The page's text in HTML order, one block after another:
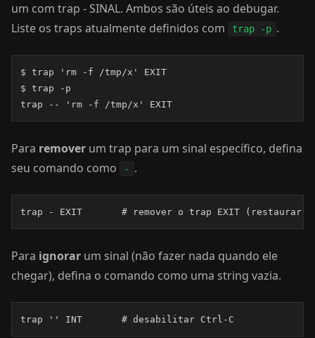
um com trap - SINAL. Ambos são úteis ao debugar.
Liste os traps atualmente definidos com
trap -p .
$ trap 'rm -f /tmp/x' EXIT
$ trap -p
trap -- 'rm -f /tmp/x' EXIT
Para remover um trap para um sinal específico, defina
seu comando como
- .
trap - EXIT       # remover o trap EXIT (restaurar
Para ignorar um sinal (não fazer nada quando ele
chegar), defina o comando como uma string vazia.
trap '' INT       # desabilitar Ctrl-C